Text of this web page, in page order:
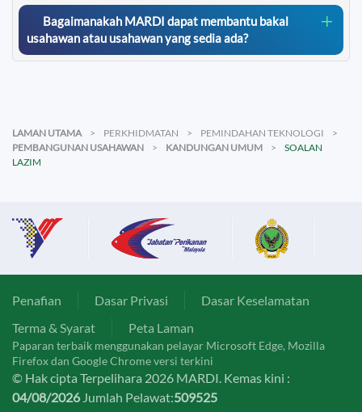
Bagaimanakah MARDI dapat membantu bakal
usahawan atau usahawan yang sedia ada?
LAMAN UTAMA PERKHIDMATAN
PEMINDAHAN TEKNOLOGI
PEMBANGUNAN USAHAWAN
KANDUNGAN UMUM
SOALAN
LAZIM
Penafian Dasar Privasi
Dasar Keselamatan
Terma & Syarat
Peta Laman
Paparan terbaik menggunakan pelayar Microsoft Edge, Mozilla
Firefox dan Google Chrome versi terkini
© Hak cipta Terpelihara 2026 MARDI. Kemas kini :
04/08/2026Jumlah Pelawat:509525